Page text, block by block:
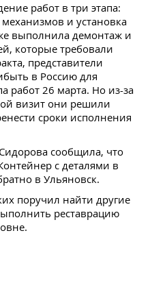
работ в три этапа:
и установка
выполнила демонтаж и
которые требовали
представители
в Россию для
работ 26 марта. Но из-за
визит они решили
сроки исполнения
сообщила, что
с деталями в
в Ульяновск.
поручил найти другие
реставрацию